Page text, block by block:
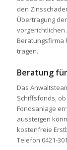
den
Übertragung
Beratungsfirma
tragen.
Beratung
Das
Schiffsfonds,
Fondsanlage
aussteigen
kostenfreie
Telefon 0421-